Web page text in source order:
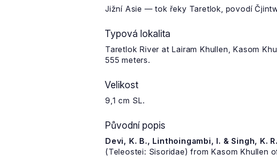
Jižní Asie — tok řeky Taretlok, povodí
Typová lokalita
Taretlok River at Lairam Khullen, Kasom
555 meters.
Velikost
9,1 cm SL.
Původní popis
Devi, K. B., Linthoingambi, I. & Singh, K.
(Teleostei: Sisoridae) from Kasom Khullen